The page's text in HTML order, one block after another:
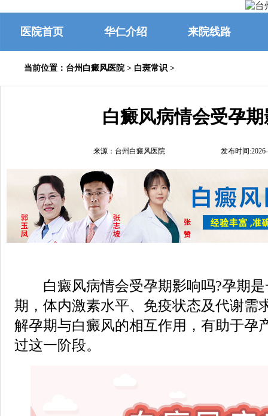
医院首页 华仁介绍 来院线路
当前位置： 台州白癜风医院> 白斑常识 >
白癜风病情会受孕
来源：台州白癜风医院 发布时间
白癜风病情会受孕期影响吗?孕期是
期，体内激素水平、免疫状态及代谢需
解孕期与白癜风的相互作用，有助于孕
过这一阶段。